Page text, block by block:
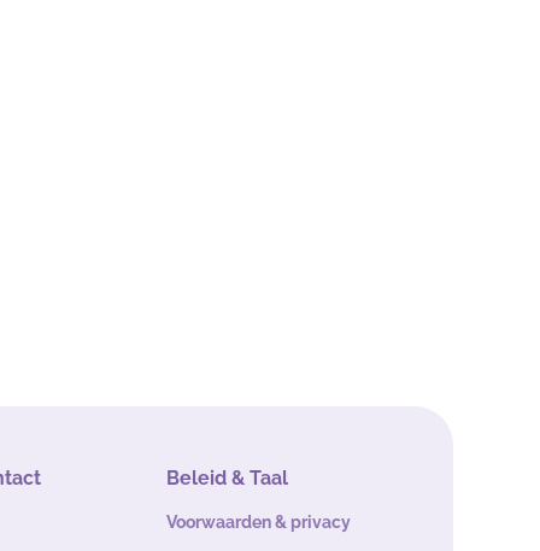
Beleid & Taal
Voorwaarden & privacy